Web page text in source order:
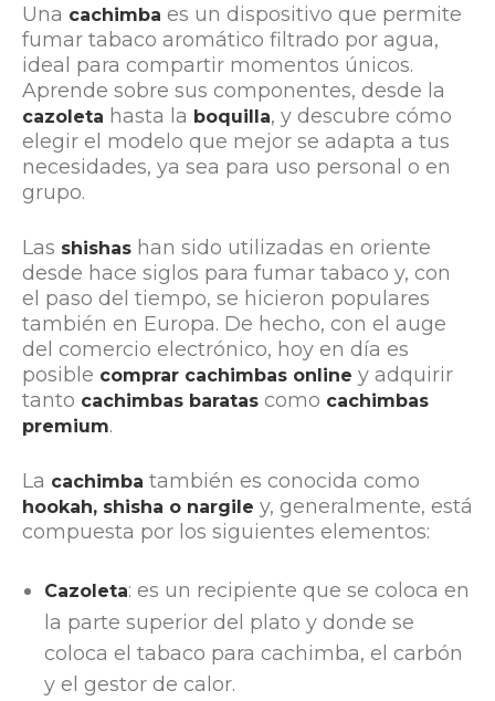
Una cachimba es un dispositivo que permite
fumar tabaco aromático filtrado por agua,
ideal para compartir momentos únicos.
Aprende sobre sus componentes, desde la
cazoleta hasta la boquilla, y descubre cómo
elegir el modelo que mejor se adapta a tus
necesidades, ya sea para uso personal o en
grupo.
Las shishas han sido utilizadas en oriente
desde hace siglos para fumar tabaco y, con
el paso del tiempo, se hicieron populares
también en Europa. De hecho, con el auge
del comercio electrónico, hoy en día es
posible comprar cachimbas online y adquirir
tanto cachimbas baratas como cachimbas
premium.
La cachimba también es conocida como
hookah, shisha o nargile y, generalmente, está
compuesta por los siguientes elementos:
Cazoleta: es un recipiente que se coloca en
la parte superior del plato y donde se
coloca el tabaco para cachimba, el carbón
y el gestor de calor.